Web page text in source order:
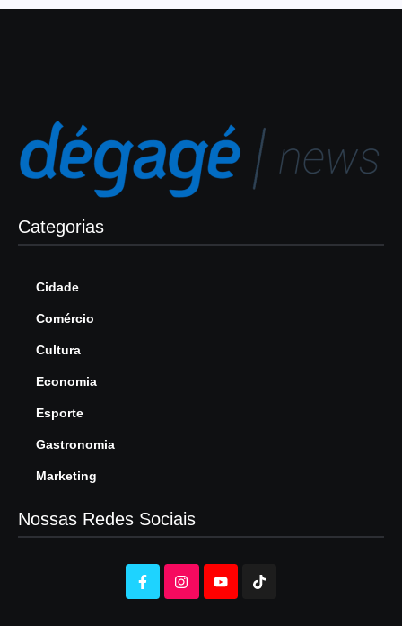
Categorias
Cidade
Comércio
Cultura
Economia
Esporte
Gastronomia
Marketing
Nossas Redes Sociais